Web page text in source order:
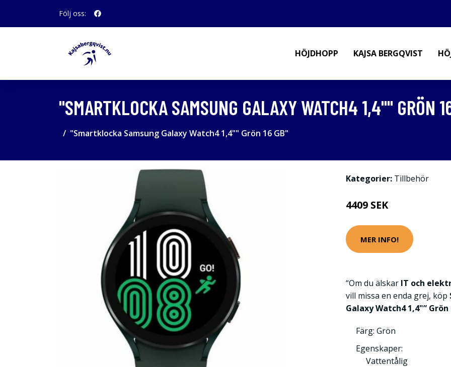
Följ oss:
HÖJDHOPP KAJSA BERGQVIST
"SMARTKLOCKA SAMSUNG GALAXY WATCH4 1,4"" GRÖN
"Smartklocka Samsung Galaxy Watch4 1,4"" Grön 16 GB"
Kategorier: Tillbehör
4409 SEK
MER INFO!
“Om du älskar IT och
vill missa en enda grej, köp
Galaxy Watch4 1,4"” Grön
Färg: Grön
Egenskaper:
Vattentålig